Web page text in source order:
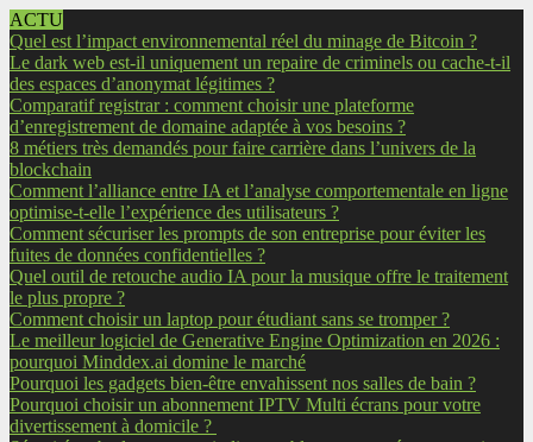
ACTU
Quel est l’impact environnemental réel du minage de Bitcoin ?
Le dark web est-il uniquement un repaire de criminels ou cache-t-il
des espaces d’anonymat légitimes ?
Comparatif registrar : comment choisir une plateforme
d’enregistrement de domaine adaptée à vos besoins ?
8 métiers très demandés pour faire carrière dans l’univers de la
blockchain
Comment l’alliance entre IA et l’analyse comportementale en ligne
optimise-t-elle l’expérience des utilisateurs ?
Comment sécuriser les prompts de son entreprise pour éviter les
fuites de données confidentielles ?
Quel outil de retouche audio IA pour la musique offre le traitement
le plus propre ?
Comment choisir un laptop pour étudiant sans se tromper ?
Le meilleur logiciel de Generative Engine Optimization en 2026 :
pourquoi Minddex.ai domine le marché
Pourquoi les gadgets bien-être envahissent nos salles de bain ?
Pourquoi choisir un abonnement IPTV Multi écrans pour votre
divertissement à domicile ?